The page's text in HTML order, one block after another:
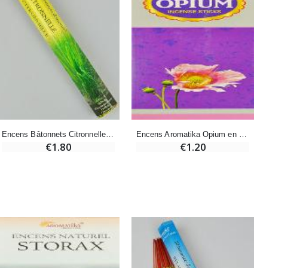
€12.00
-20%
€9.60
Encens Bâtonnets Citronnelle - Aromatika
€1.80
Encens Aromatika Opium en Bâtonnets
€1.20